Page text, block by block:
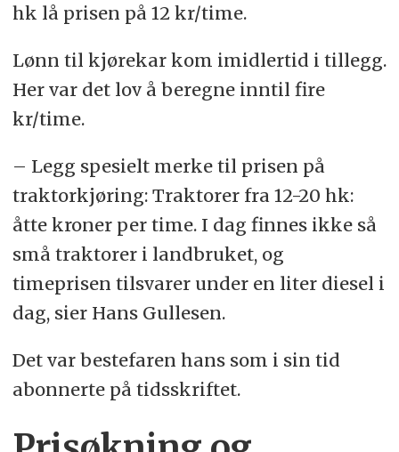
hk lå prisen på 12 kr/time.
Lønn til kjørekar kom imidlertid i tillegg.
Her var det lov å beregne inntil fire
kr/time.
– Legg spesielt merke til prisen på
traktorkjøring: Traktorer fra 12-20 hk:
åtte kroner per time. I dag finnes ikke så
små traktorer i landbruket, og
timeprisen tilsvarer under en liter diesel i
dag, sier Hans Gullesen.
Det var bestefaren hans som i sin tid
abonnerte på tidsskriftet.